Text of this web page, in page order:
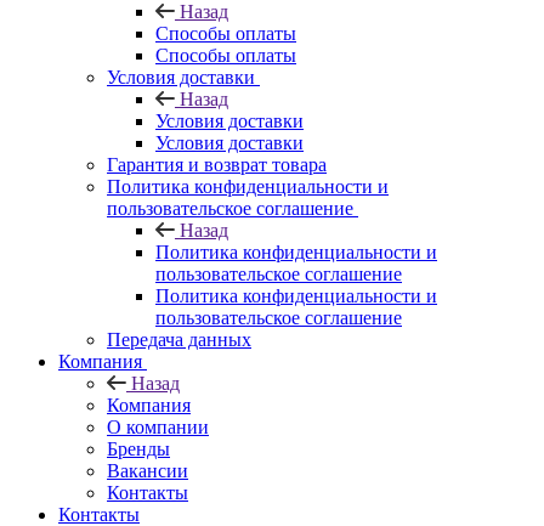
Назад
Способы оплаты
Способы оплаты
Условия доставки
Назад
Условия доставки
Условия доставки
Гарантия и возврат товара
Политика конфиденциальности и
пользовательское соглашение
Назад
Политика конфиденциальности и
пользовательское соглашение
Политика конфиденциальности и
пользовательское соглашение
Передача данных
Компания
Назад
Компания
О компании
Бренды
Вакансии
Контакты
Контакты